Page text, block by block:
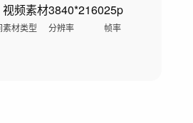
视频素材
素材类型
3840*2160
分辨率
25p
帧率